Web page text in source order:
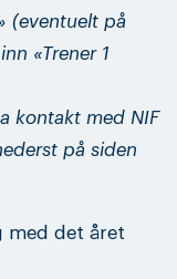
(eventuelt på
«Trener 1
kontakt med NIF
på siden
med det året